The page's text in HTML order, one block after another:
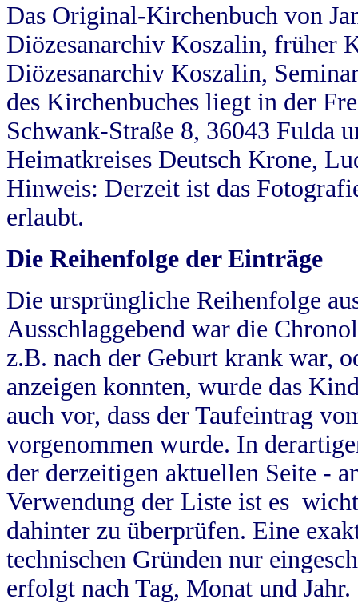
Das Original-Kirchenbuch von
Diözesanarchiv Koszalin, früher
Diözesanarchiv Koszalin,
des Kirchenbuches liegt in der
Schwank-Straße 8, 36043 Fulda
Heimatkreises Deutsch Krone,
Hinweis: Derzeit ist das
erlaubt.
Die Reihenfolge der Einträge
Die ursprüngliche Reihenfolge
Ausschlaggebend war die
z.B. nach der Geburt krank war,
anzeigen konnten, wurde das
auch vor, dass der Taufeintrag
vorgenommen wurde. In
der derzeitigen aktuellen Seite -
Verwendung der Liste ist es
dahinter zu überprüfen. Eine
technischen Gründen nur
erfolgt nach Tag, Monat und Jahr.